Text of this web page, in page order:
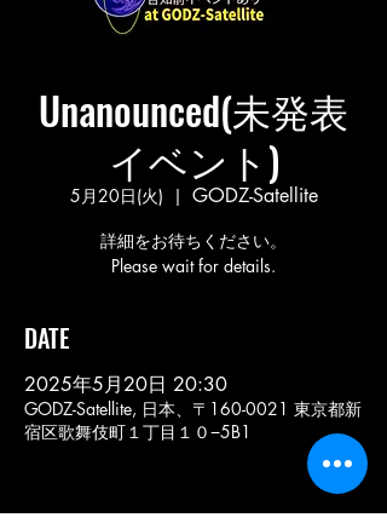
Unanounced(未発表
イベント)
5月20日(火)
  |
GODZ-Satellite
詳細をお待ちください。
Please wait for details.
DATE
2025年5月20日 20:30
GODZ-Satellite, 日本、〒160-0021 東京都新
宿区歌舞伎町１丁目１０−5B1